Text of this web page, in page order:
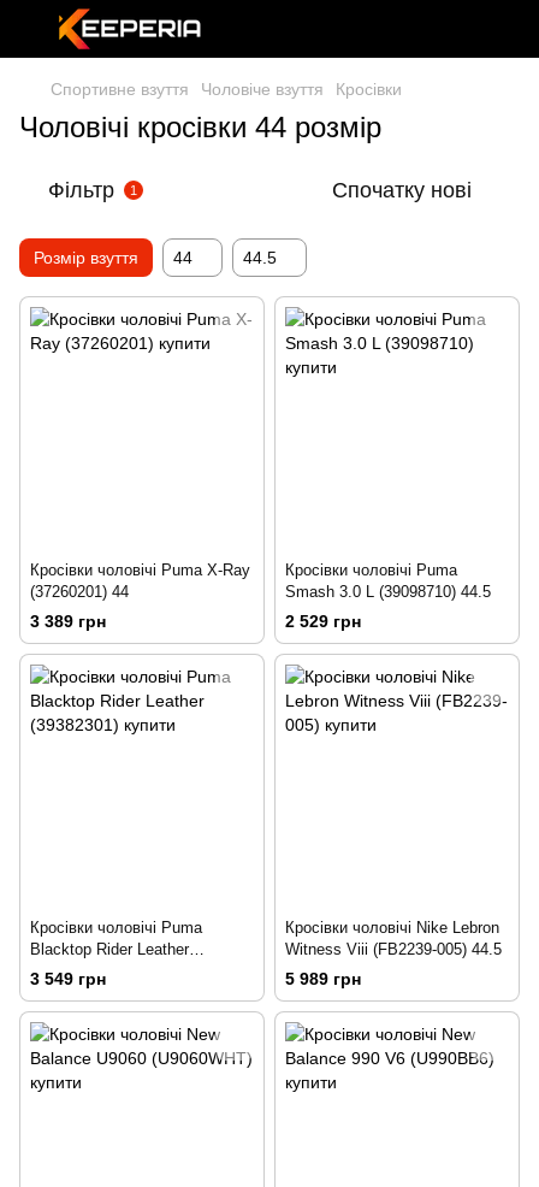
Спортивне взуття Чоловіче взуття Кросівки
Чоловічі кросівки 44 розмір
Фільтр 1 Спочатку нові
Розмір взуття 44 44.5
Кросівки чоловічі Puma X-Ray
(37260201) 44
3 389 грн
Кросівки чоловічі Puma
Smash 3.0 L (39098710) 44.5
2 529 грн
Кросівки чоловічі Puma
Blacktop Rider Leather
(39382301) 44.5
3 549 грн
Кросівки чоловічі Nike Lebron
Witness Viii (FB2239-005) 44.5
5 989 грн